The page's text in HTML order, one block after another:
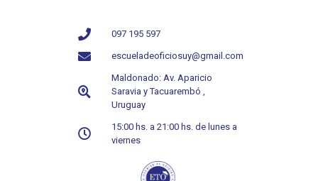
097 195 597
escueladeoficiosuy@gmail.com
Maldonado: Av. Aparicio
Saravia y Tacuarembó ,
Uruguay
15:00 hs. a 21:00 hs. de lunes a
viernes